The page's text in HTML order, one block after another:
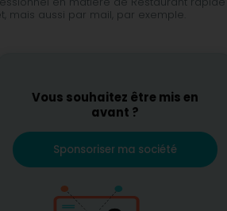
mais aussi par mail, par exemple.
Vous souhaitez être mis en
avant ?
Sponsoriser ma société